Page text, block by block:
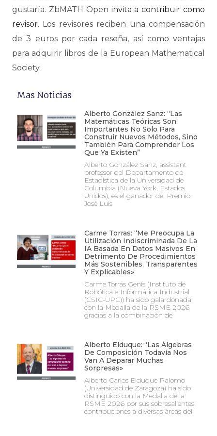
gustaría. ZbMATH Open invita a contribuir como
revisor. Los revisores reciben una compensación
de 3 euros por cada reseña, así como ventajas
para adquirir libros de la European Mathematical
Society.
Mas Noticias
Alberto González Sanz: “Las
Matemáticas Teóricas Son
Importantes No Solo Para
Construir Nuevos Métodos, Sino
También Para Comprender Los
Que Ya Existen”
Alberto González Sanz, assistant
professor del Departamento de
Estadística de la Universidad de
Columbia (Nueva York, Estados
Unidos), es el ganador del Premio
José Luis
Carme Torras: “Me Preocupa La
Utilización Indiscriminada De La
IA Basada En Datos Masivos En
Detrimento De Procedimientos
Más Sostenibles, Transparentes
Y Explicables»
Carme Torras Genís (Instituto de
Robótica e Informática Industrial
(CSIC-UPC)) ha sido galardonada
con la Medalla de la RSME 2026
gracias a la combinación de
Alberto Elduque: “Las Álgebras
De Composición Todavía Nos
Van A Deparar Muchas
Sorpresas»
Alberto Carlos Elduque Palomo
(Universidad de Zaragoza) ha sido
distinguido con la Medalla de la
RSME 2026 por sus sobresalientes
contribuciones a diversas áreas del